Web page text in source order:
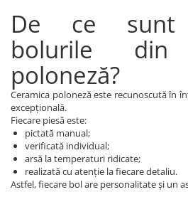
De ce sunt
bolurile din
poloneză?
Ceramica poloneză este recunoscută în
excepțională.
Fiecare piesă este:
pictată manual;
verificată individual;
arsă la temperaturi ridicate;
realizată cu atenție la fiecare detaliu.
Astfel, fiecare bol are personalitate și un